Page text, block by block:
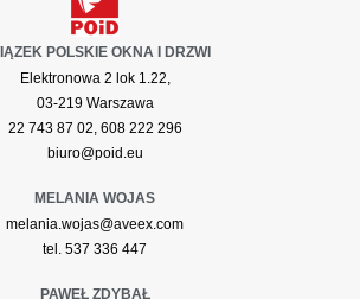
POLSKIE OKNA I DRZWI
Elektronowa 2 lok 1.22,
03-219 Warszawa
22 743 87 02, 608 222 296
biuro@poid.eu
MELANIA WOJAS
melania.wojas@aveex.com
tel. 537 336 447
PAWEŁ ZDYBAŁ